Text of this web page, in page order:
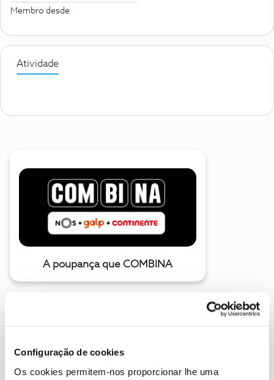
Configuração de cookies
Os cookies permitem-nos proporcionar lhe uma
Membro desde
Atividade
A poupança que COMBINA